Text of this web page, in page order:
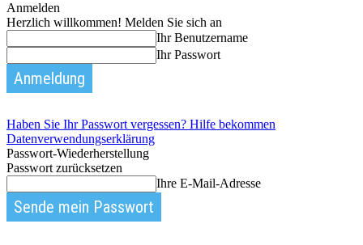
Anmelden
Herzlich willkommen! Melden Sie sich an
Ihr Benutzername
Ihr Passwort
Haben Sie Ihr Passwort vergessen? Hilfe bekommen
Datenverwendungserklärung
Passwort-Wiederherstellung
Passwort zurücksetzen
Ihre E-Mail-Adresse